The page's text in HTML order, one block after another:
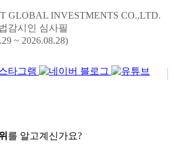
GLOBAL INVESTMENTS CO.,LTD.
감시인 심사필
~ 2026.08.28)
를 알고계신가요?